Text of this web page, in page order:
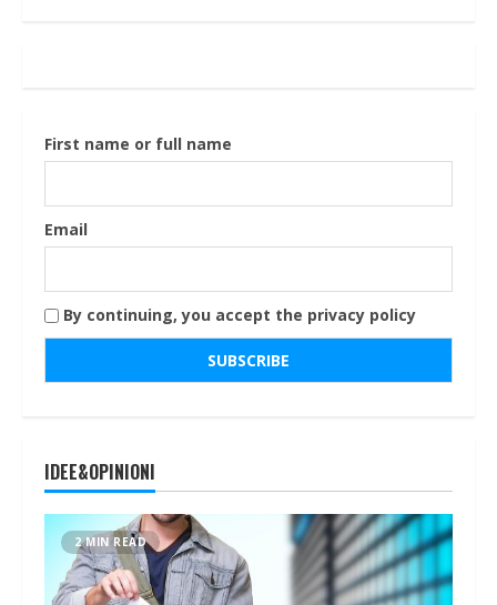
First name or full name
Email
By continuing, you accept the privacy policy
IDEE&OPINIONI
2 MIN READ